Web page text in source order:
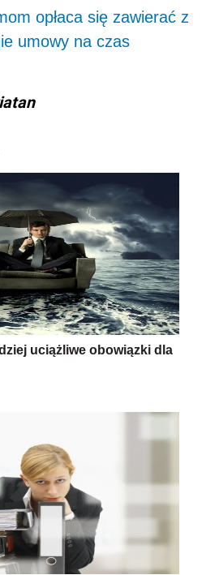
opłaca się zawierać z
umowy na czas
uciążliwe obowiązki dla